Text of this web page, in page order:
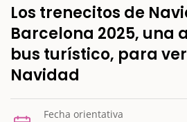
Los trenecitos de
Barcelona 2025, una
bus turístico, para
Navidad
Fecha orientativa